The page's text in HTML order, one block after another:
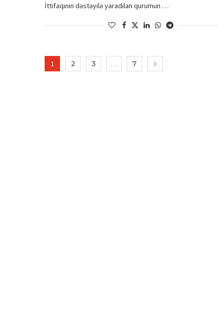
İttifaqının dəstəyilə yaradılan qurumun …
1 2 3 … 7